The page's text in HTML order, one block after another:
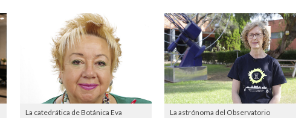
La catedrática de Botánica Eva
La astrónoma del Observatorio